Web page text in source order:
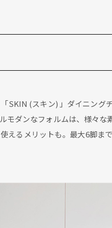
「SKIN (スキン) 」ダイニン
ルモダンなフォルムは、様々
使えるメリットも。最大6脚ま